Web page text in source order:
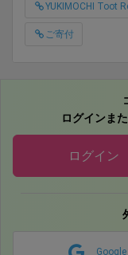
・ActivityPub投稿
「Activity-Relay」
YUKIMOCHI Toot
ご寄付
ログインま
ログイン
Google